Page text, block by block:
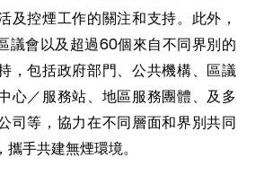
及控煙工作的關注和支持。此外，
議會以及超過60個來自不同界別的
，包括政府部門、公共機構、區議
心／服務站、地區服務團體、及多
司等，協力在不同層面和界別共同
手共建無煙環境。